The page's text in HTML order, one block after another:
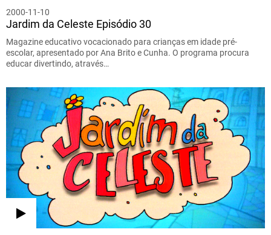
2000-11-10
Jardim da Celeste Episódio 30
Magazine educativo vocacionado para crianças em idade pré-
escolar, apresentado por Ana Brito e Cunha. O programa procura
educar divertindo, através…